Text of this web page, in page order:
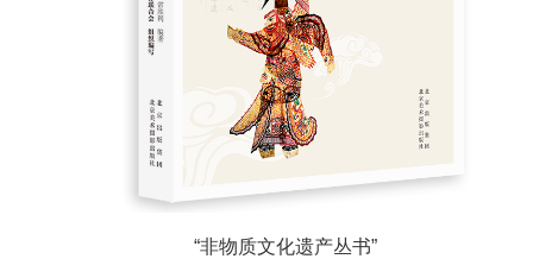
“非物质文化遗产丛书”